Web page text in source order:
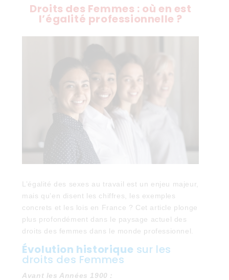
Droits des Femmes : où en est
l’égalité professionnelle ?
L’égalité des sexes au travail est un enjeu majeur,
mais qu’en disent les chiffres, les exemples
concrets et les lois en France ? Cet article plonge
plus profondément dans le paysage actuel des
droits des femmes dans le monde professionnel.
Évolution historique sur les
droits des Femmes
Avant les Années 1900 :